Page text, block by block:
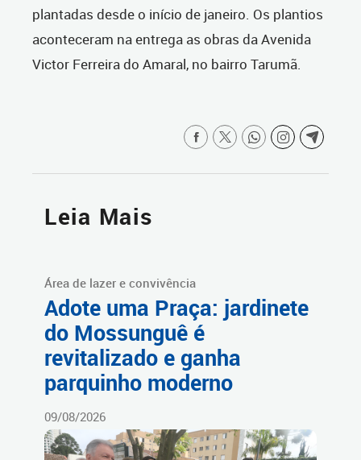
plantadas desde o início de janeiro. Os plantios
aconteceram na entrega as obras da Avenida
Victor Ferreira do Amaral, no bairro Tarumã.
Leia Mais
Área de lazer e convivência
Adote uma Praça: jardinete
do Mossunguê é
revitalizado e ganha
parquinho moderno
09/08/2026